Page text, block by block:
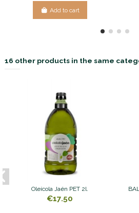
Add to cart
16 other products in the same
Oleícola Jaén PET 2l.
€17.50